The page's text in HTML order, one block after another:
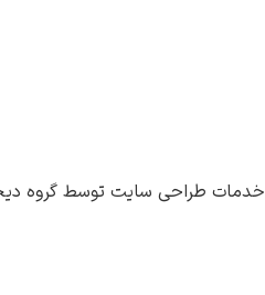
خدمات طراحی سایت توسط گروه